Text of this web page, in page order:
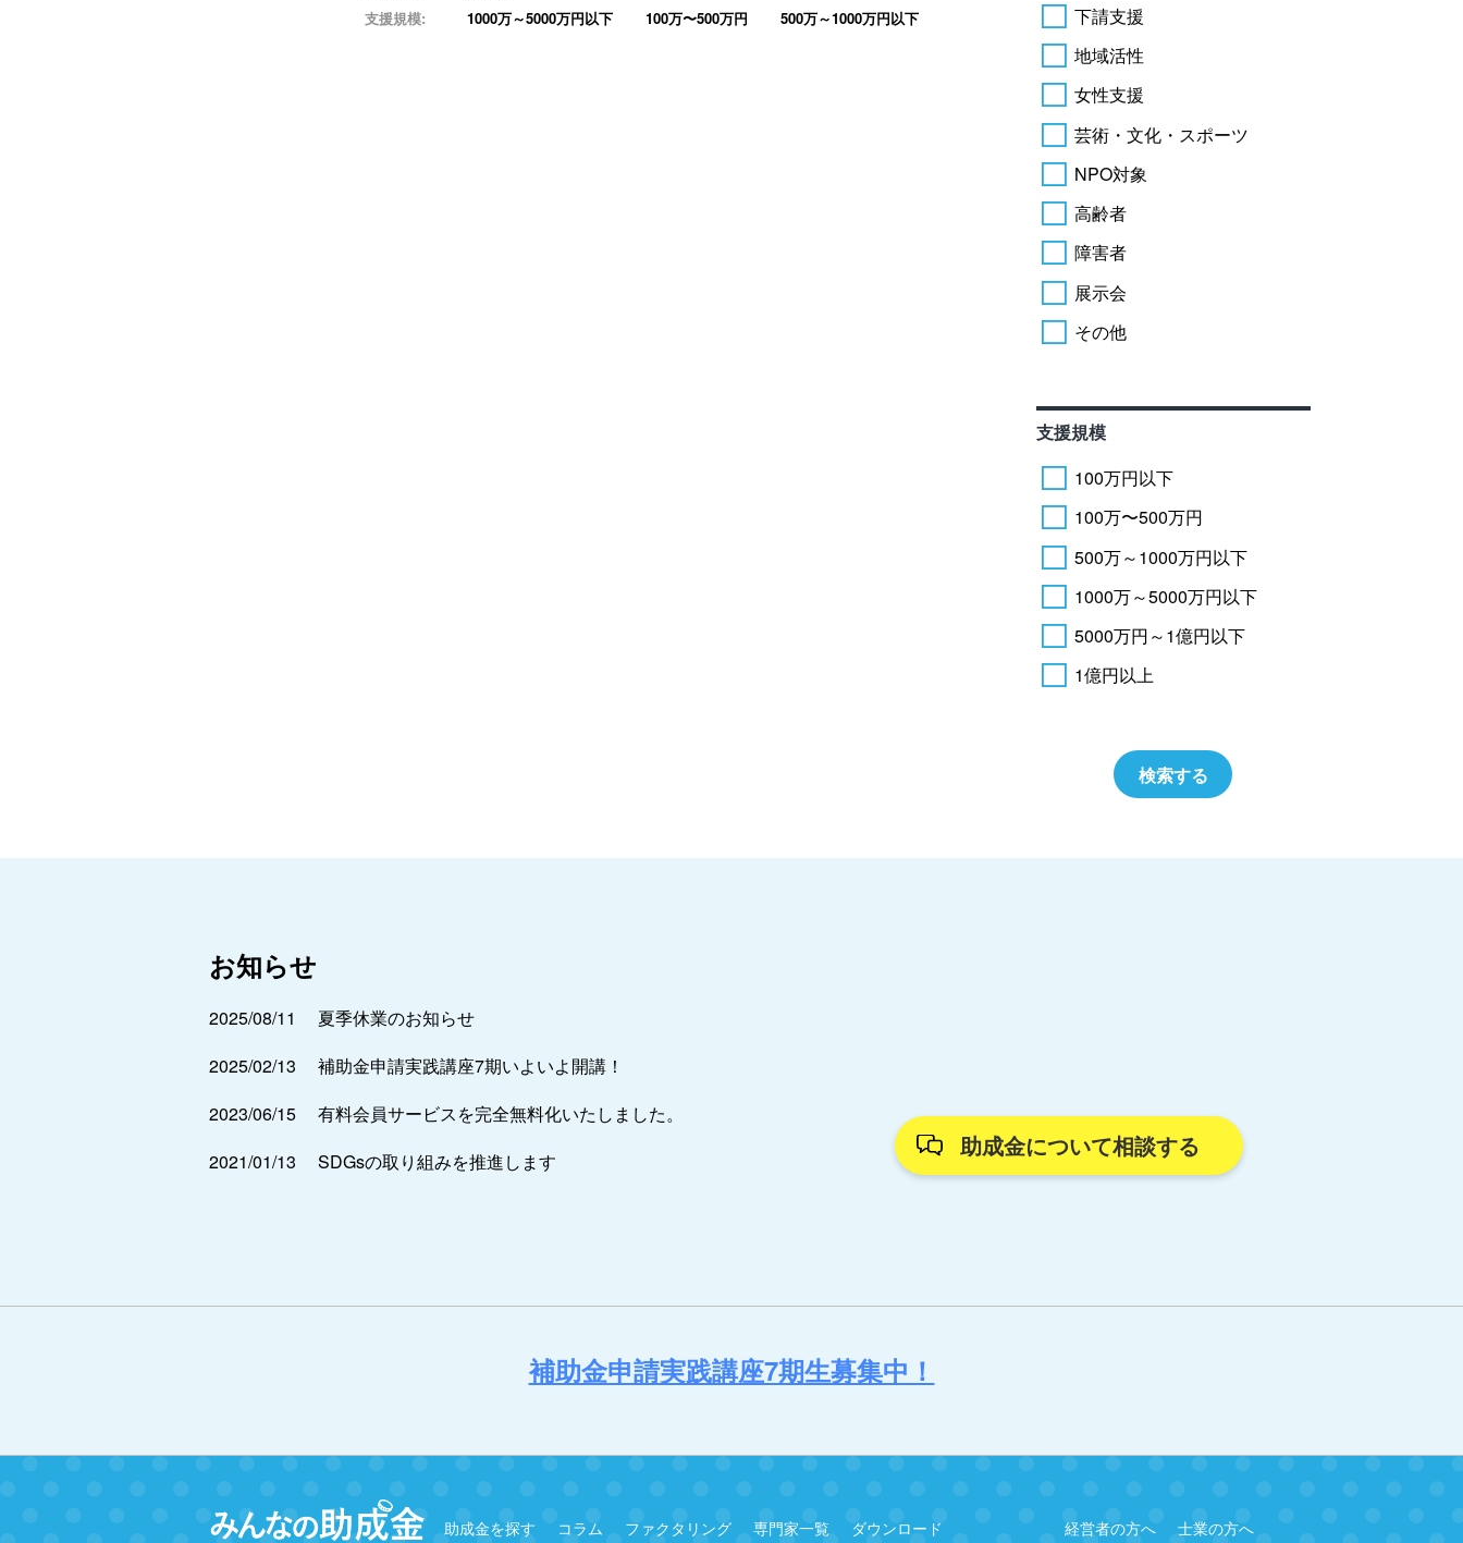
支援規模:
1000万～5000万円以下 100万〜500万円 500万～1000万円以下
下請支援
地域活性
女性支援
芸術・文化・スポーツ
NPO対象
高齢者
障害者
展示会
その他
支援規模
100万円以下
100万〜500万円
500万～1000万円以下
1000万～5000万円以下
5000万円～1億円以下
1億円以上
お知らせ
2025/08/11
夏季休業のお知らせ
2025/02/13
補助金申請実践講座7期いよいよ開講！
2023/06/15
有料会員サービスを完全無料化いたしました。
2021/01/13
SDGsの取り組みを推進します
助成金について相談する
補助金申請実践講座7期生募集中！
助成金を探す コラム ファクタリング 専門家一覧 ダウンロード 経営者の方へ 士業の方へ